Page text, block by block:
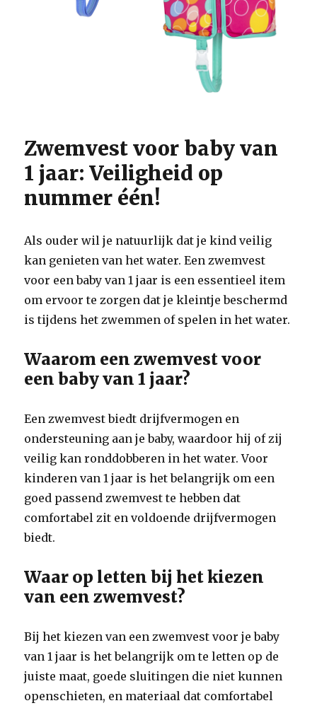
Zwemvest voor baby van
1 jaar: Veiligheid op
nummer één!
Als ouder wil je natuurlijk dat je kind veilig
kan genieten van het water. Een zwemvest
voor een baby van 1 jaar is een essentieel item
om ervoor te zorgen dat je kleintje beschermd
is tijdens het zwemmen of spelen in het water.
Waarom een zwemvest voor
een baby van 1 jaar?
Een zwemvest biedt drijfvermogen en
ondersteuning aan je baby, waardoor hij of zij
veilig kan ronddobberen in het water. Voor
kinderen van 1 jaar is het belangrijk om een
goed passend zwemvest te hebben dat
comfortabel zit en voldoende drijfvermogen
biedt.
Waar op letten bij het kiezen
van een zwemvest?
Bij het kiezen van een zwemvest voor je baby
van 1 jaar is het belangrijk om te letten op de
juiste maat, goede sluitingen die niet kunnen
openschieten, en materiaal dat comfortabel